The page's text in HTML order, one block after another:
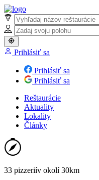
Prihlásiť sa
Prihlásiť sa
Prihlásiť sa
Reštaurácie
Aktuality
Lokality
Články
33 pizzeriív okolí 30km